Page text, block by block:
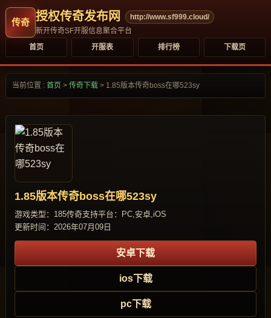
授权传奇发布网
http://www.sf999.cloud/
新开传奇SF开服信息聚合平台
首页
开服表 排行榜 下载页
当前位置 : 首页 > 传奇下载 > 1.85版本传奇boss在哪523sy
1.85版本传奇boss在哪523sy
游戏类型：185传奇支持平台：PC,安卓,iOS
更新时间：2026年07月09日
安卓下载
ios下载
pc下载